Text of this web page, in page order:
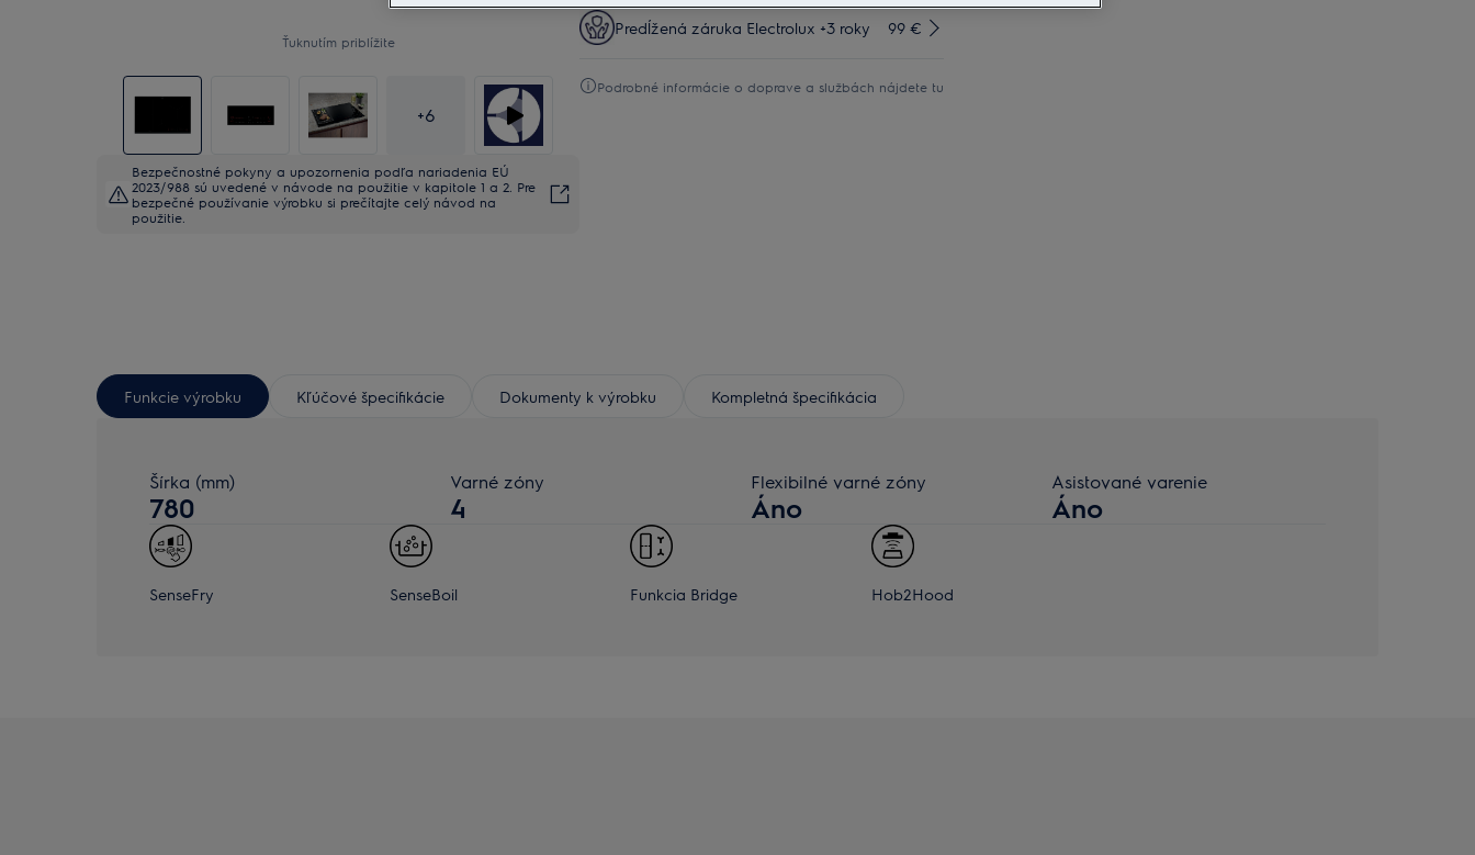
Ťuknutím priblížite
+6
Bezpečnostné pokyny a upozornenia podľa nariadenia EÚ
2023/988 sú uvedené v návode na použitie v kapitole 1 a 2. Pre
bezpečné používanie výrobku si prečítajte celý návod na
použitie.
Predĺžená záruka Electrolux +3 roky 99 €
Podrobné informácie o doprave a službách nájdete tu
Funkcie výrobku Kľúčové špecifikácie Dokumenty k výrobku Kompletná špecifikácia
Šírka (mm)
780
Varné zóny
4
Flexibilné varné zóny
Áno
Asistované varenie
Áno
SenseFry SenseBoil Funkcia Bridge Hob2Hood